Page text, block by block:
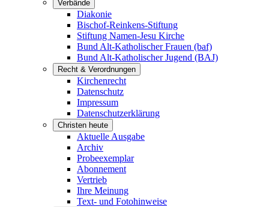
Verbände
Diakonie
Bischof-Reinkens-Stiftung
Stiftung Namen-Jesu Kirche
Bund Alt-Katholischer Frauen (baf)
Bund Alt-Katholischer Jugend (BAJ)
Recht & Verordnungen
Kirchenrecht
Datenschutz
Impressum
Datenschutzerklärung
Christen heute
Aktuelle Ausgabe
Archiv
Probeexemplar
Abonnement
Vertrieb
Ihre Meinung
Text- und Fotohinweise